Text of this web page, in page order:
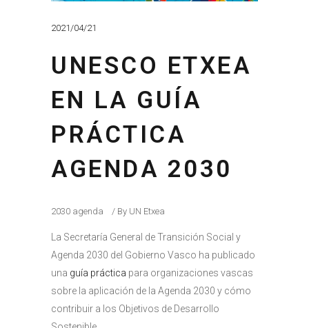
2021/04/21
UNESCO ETXEA
EN LA GUÍA
PRÁCTICA
AGENDA 2030
2030 agenda By UN Etxea
La Secretaría General de Transición Social y
Agenda 2030 del Gobierno Vasco ha publicado
una guía práctica para organizaciones vascas
sobre la aplicación de la Agenda 2030 y cómo
contribuir a los Objetivos de Desarrollo